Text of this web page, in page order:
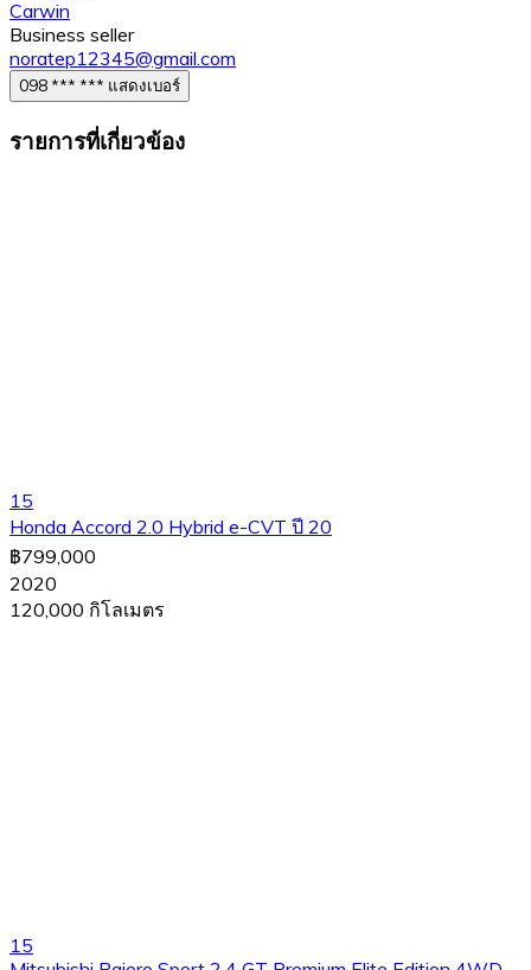
Carwin
Business seller
noratep12345@gmail.com
098 *** *** แสดงเบอร์
รายการที่เกี่ยวข้อง
15
Honda Accord 2.0 Hybrid e-CVT ปี 20
฿799,000
2020
120,000 กิโลเมตร
15